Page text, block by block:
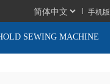
手机版
SEWING MACHINE